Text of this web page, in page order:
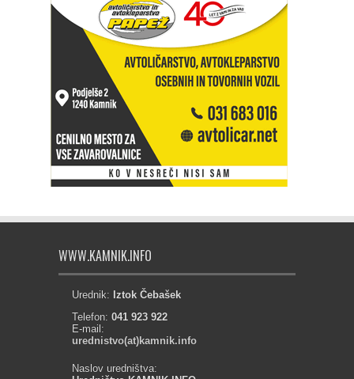
WWW.KAMNIK.INFO
Urednik: Iztok Čebašek
Telefon: 041 923 922
E-mail:
urednistvo(at)kamnik.info
Naslov uredništva: